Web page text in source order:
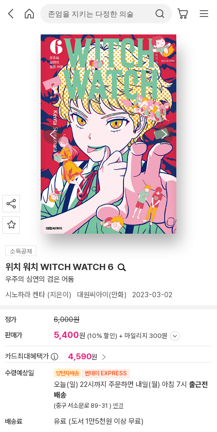
소득공제
위치 워치 WITCH WATCH 6
우주의 심연의 검은 어둠
시노하라 켄타 (지은이) 대원씨아이(만화) 2023-03-02
정가 6,000원
판매가 5,400원 (10% 할인) + 마일리지 300원
카드최대혜택가 4,590원
수령예상일 양탄자배송 썬데이 EXPRESS
오늘(일) 22시까지 주문하면 내일(월) 아침 7시 출근전
배송
(중구 서소문로 89-31 ) 변경
배송료
유료 (도서 1만5천원 이상 무료)